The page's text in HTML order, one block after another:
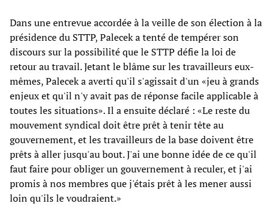
Dans une entrevue accordée à la veille de son élection à la
présidence du STTP, Palecek a tenté de tempérer son
discours sur la possibilité que le STTP défie la loi de
retour au travail. Jetant le blâme sur les travailleurs eux-
mêmes, Palecek a averti qu'il s'agissait d'un «jeu à grands
enjeux et qu'il n'y avait pas de réponse facile applicable à
toutes les situations». Il a ensuite déclaré : «Le reste du
mouvement syndical doit être prêt à tenir tête au
gouvernement, et les travailleurs de la base doivent être
prêts à aller jusqu'au bout. J'ai une bonne idée de ce qu'il
faut faire pour obliger un gouvernement à reculer, et j'ai
promis à nos membres que j'étais prêt à les mener aussi
loin qu'ils le voudraient.»